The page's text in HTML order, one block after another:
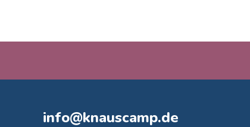
info@knauscamp.de